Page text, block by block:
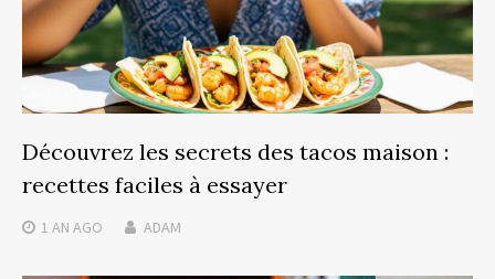
Découvrez les secrets des tacos maison :
recettes faciles à essayer
1 AN AGO ADAM